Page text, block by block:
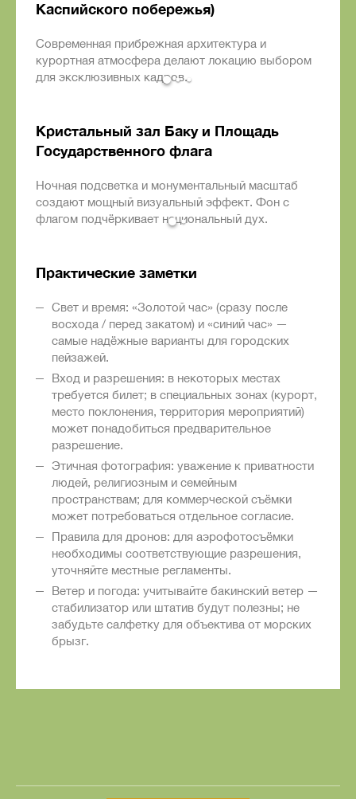
Каспийского побережья)
Современная прибрежная архитектура и
курортная атмосфера делают локацию выбором
для эксклюзивных кадров.
Кристальный зал Баку и Площадь
Государственного флага
Ночная подсветка и монументальный масштаб
создают мощный визуальный эффект. Фон с
флагом подчёркивает национальный дух.
Практические заметки
Свет и время: «Золотой час» (сразу после
восхода / перед закатом) и «синий час» —
самые надёжные варианты для городских
пейзажей.
Вход и разрешения: в некоторых местах
требуется билет; в специальных зонах (курорт,
место поклонения, территория мероприятий)
может понадобиться предварительное
разрешение.
Этичная фотография: уважение к приватности
людей, религиозным и семейным
пространствам; для коммерческой съёмки
может потребоваться отдельное согласие.
Правила для дронов: для аэрофотосъёмки
необходимы соответствующие разрешения,
уточняйте местные регламенты.
Ветер и погода: учитывайте бакинский ветер —
стабилизатор или штатив будут полезны; не
забудьте салфетку для объектива от морских
брызг.